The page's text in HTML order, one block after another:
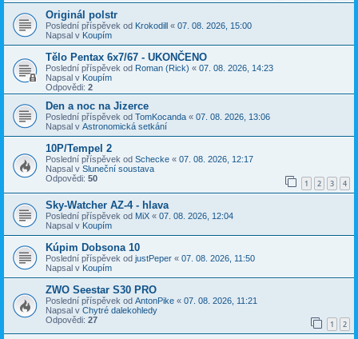
Originál polstr
Poslední příspěvek od Krokodill « 07. 08. 2026, 15:00
Napsal v Koupím
Tělo Pentax 6x7/67 - UKONČENO
Poslední příspěvek od Roman (Rick) « 07. 08. 2026, 14:23
Napsal v Koupím
Odpovědi: 2
Den a noc na Jizerce
Poslední příspěvek od TomKocanda « 07. 08. 2026, 13:06
Napsal v Astronomická setkání
10P/Tempel 2
Poslední příspěvek od Schecke « 07. 08. 2026, 12:17
Napsal v Sluneční soustava
Odpovědi: 50 1 2 3 4
Sky-Watcher AZ-4 - hlava
Poslední příspěvek od MiX « 07. 08. 2026, 12:04
Napsal v Koupím
Kúpim Dobsona 10
Poslední příspěvek od justPeper « 07. 08. 2026, 11:50
Napsal v Koupím
ZWO Seestar S30 PRO
Poslední příspěvek od AntonPike « 07. 08. 2026, 11:21
Napsal v Chytré dalekohledy
Odpovědi: 27 1 2